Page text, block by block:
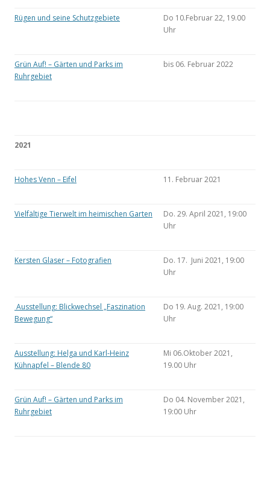
Rügen und seine Schutzgebiete
Do 10.Februar 22, 19.00
Uhr
Grün Auf! – Gärten und Parks im
Ruhrgebiet
bis 06. Februar 2022
2021
Hohes Venn – Eifel 11. Februar 2021
Vielfältige Tierwelt im heimischen Garten
Do. 29. April 2021, 19:00
Uhr
Kersten Glaser – Fotografien
Do. 17. Juni 2021, 19:00
Uhr
Ausstellung: Blickwechsel „Faszination
Bewegung“
Do 19. Aug. 2021, 19:00
Uhr
Ausstellung: Helga und Karl-Heinz
Kühnapfel – Blende 80
Mi 06.Oktober 2021,
19.00 Uhr
Grün Auf! – Gärten und Parks im
Ruhrgebiet
Do 04. November 2021,
19:00 Uhr